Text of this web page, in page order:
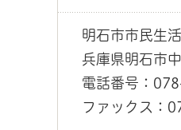
明石市市民生
兵庫県明石市
電話番号：
ファックス：